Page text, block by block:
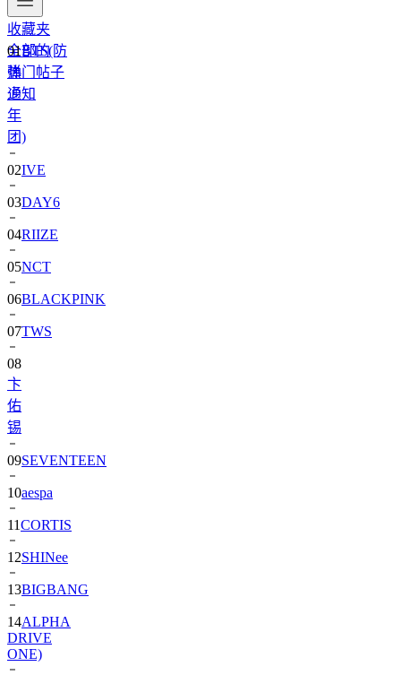
收藏夹
全部的
热门帖子
通知
01BTS(防
弹
少
年
团)
02IVE
03DAY6
04RIIZE
05NCT
06BLACKPINK
07TWS
08
卞
佑
锡
09SEVENTEEN
10aespa
11CORTIS
12SHINee
13BIGBANG
14ALPHA
DRIVE
ONE)